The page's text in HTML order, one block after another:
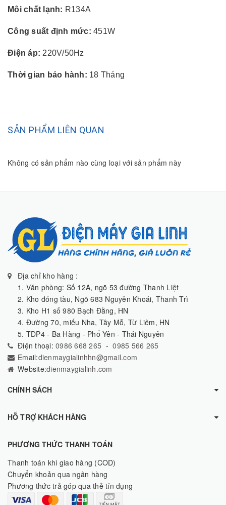
Môi chất lạnh: R134A
Công suất định mức: 451W
Điện áp: 220V/50Hz
Thời gian bảo hành: 18 Tháng
SẢN PHẨM LIÊN QUAN
Không có sản phẩm nào cùng loại với sản phẩm này
Địa chỉ kho hàng :
1. Văn phòng: Số 12A, ngõ 53 đường Thanh Liệt
2. Kho đóng tàu, Ngõ 683 Nguyễn Khoái, Thanh Trì
3. Kho H1 số 980 Bạch Đằng, HN
4. Đường 70, miếu Nha, Tây Mỗ, Từ Liêm, HN
5. TDP4 - Ba Hàng - Phổ Yên - Thái Nguyên
Điện thoại: 0986 668 265 -0985 566 265
Email:dienmaygialinhhn@gmail.com
Website:dienmaygialinh.com
CHÍNH SÁCH
HỖ TRỢ KHÁCH HÀNG
PHƯƠNG THỨC THANH TOÁN
Thanh toán khi giao hàng (COD)
Chuyển khoản qua ngân hàng
Phương thức trả góp qua thẻ tín dụng